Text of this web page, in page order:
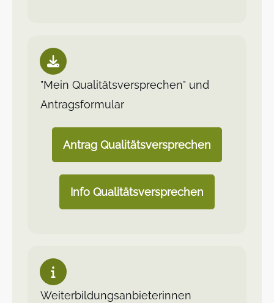
"Mein Qualitätsversprechen" und
Antragsformular
Antrag Qualitätsversprechen
Info Qualitätsversprechen
Weiterbildungsanbieterinnen